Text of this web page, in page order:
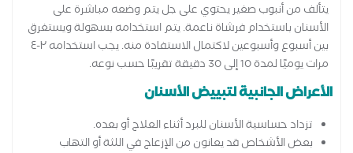
يتألف من أنبوب صغير يحتوي على جل يتم وضعه مباشرة على
الأسنان باستخدام فرشاة ناعمة. يتم استخدامه بسهولة ويستغرق
بين أسبوع وأسبوعين لاكتمال الاستفادة منه. يجب استخدامه ٢-٤
مرات يوميًا لمدة 10 إلى 30 دقيقة تقريبًا حسب نوعه.
الأعراض الجانبية لتبييض الأسنان
تزداد حساسية الأسنان للبرد أثناء العلاج أو بعده.
بعض الأشخاص قد يعانون من الإزعاج في اللثة أو التهاب